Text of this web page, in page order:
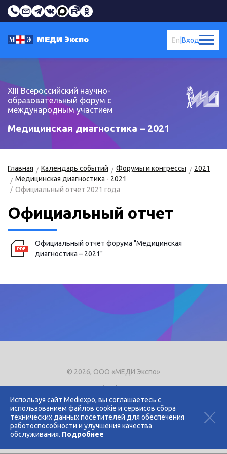
Используя сайт Mediexpo, вы соглашаетесь с
использованием файлов cookie и сервисов сбора
технических данных посетителей для обеспечения
работоспособности и улучшения качества
обслуживания. Подробнее
Вход
En
XIII Всероссийский научно-
образовательный форум с
международным участием
Медицинская диагностика – 2021
Главная Календарь событий Форумы и конгрессы
2021
Медицинская диагностика - 2021
Официальный отчет 2021 года
Официальный отчет
Официальный отчет форума "Медицинская
диагностика – 2021"
© 2026, ООО «МЕДИ Экспо»
Тел.+7 (495) 721-8866
E-mail:expo@mediexpo.ru
Контакты
Политика использования cookies
Политика конфиденциальности